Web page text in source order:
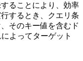
ることにより、効率
するとき、クエリ条
そのキー値を含むド
よってターゲット